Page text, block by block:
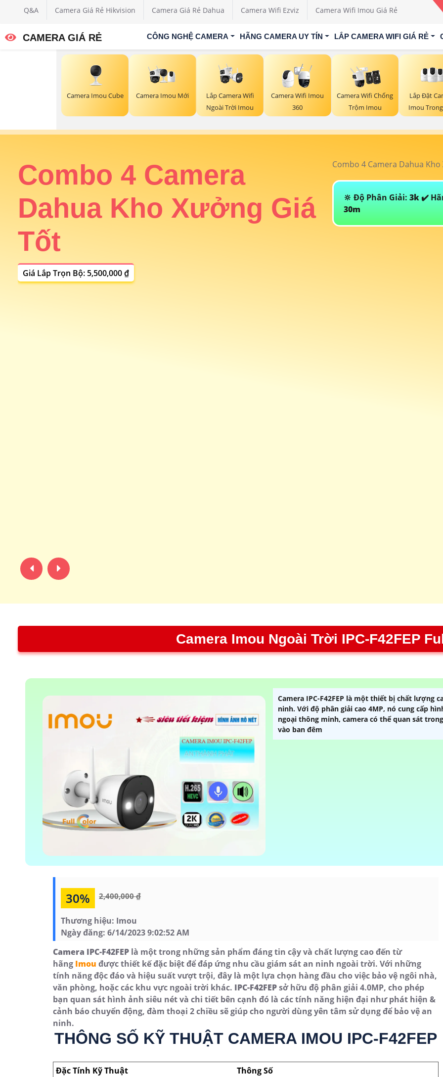
Q&A Camera Giá Rẻ Hikvision Camera Giá Rẻ Dahua Camera Wifi Ezviz Camera Wifi Imou Giá Rẻ
CAMERA GIÁ RẺ CÔNG NGHỆ CAMERA HÃNG CAMERA UY TÍN LẮP CAMERA WIFI GIÁ RẺ
Camera Imou Cube Camera Imou Mới
Lắp Camera Wifi
Ngoài Trời Imou
Camera Wifi Imou
360
Camera Wifi Chống
Trộm Imou
Lắp Đặt
Imou
Combo 4 Camera
Dahua Kho Xưởng Giá
Tốt
Giá Lắp Trọn Bộ: 5,500,000 ₫
Combo 4 Camera Dahua
🔆 Độ Phân Giải: 3k✔️
30m
Camera Imou Ngoài Trời IPC-F42FEP
Camera IPC-F42FEP là một thiết bị chất lượng
ninh. Với độ phân giải cao 4MP, nó cung cấp
ngoại thông minh, camera có thể quan sát
vào ban đêm
30% 2,400,000 ₫
Thương hiệu: Imou
Ngày đăng: 6/14/2023 9:02:52 AM
Camera IPC-F42FEP là một trong những sản phẩm đáng tin cậy và chất lượng cao đến từ
hãng Imou được thiết kế đặc biệt để đáp ứng nhu cầu giám sát an ninh ngoài trời. Với những
tính năng độc đáo và hiệu suất vượt trội, đây là một lựa chọn hàng đầu cho việc bảo vệ ngôi nhà,
văn phòng, hoặc các khu vực ngoài trời khác. IPC-F42FEPsở hữu độ phân giải 4.0MP, cho phép
bạn quan sát hình ảnh siêu nét và chi tiết bên cạnh đó là các tính năng hiện đại như phát hiện &
cảnh báo chuyển động, đàm thoại 2 chiều sẽ giúp cho người dùng yên tâm sử dụng để bảo vệ an
ninh.
THÔNG SỐ KỸ THUẬT CAMERA IMOU IPC-F42FEP
Đặc Tính Kỹ Thuật
Thông Số